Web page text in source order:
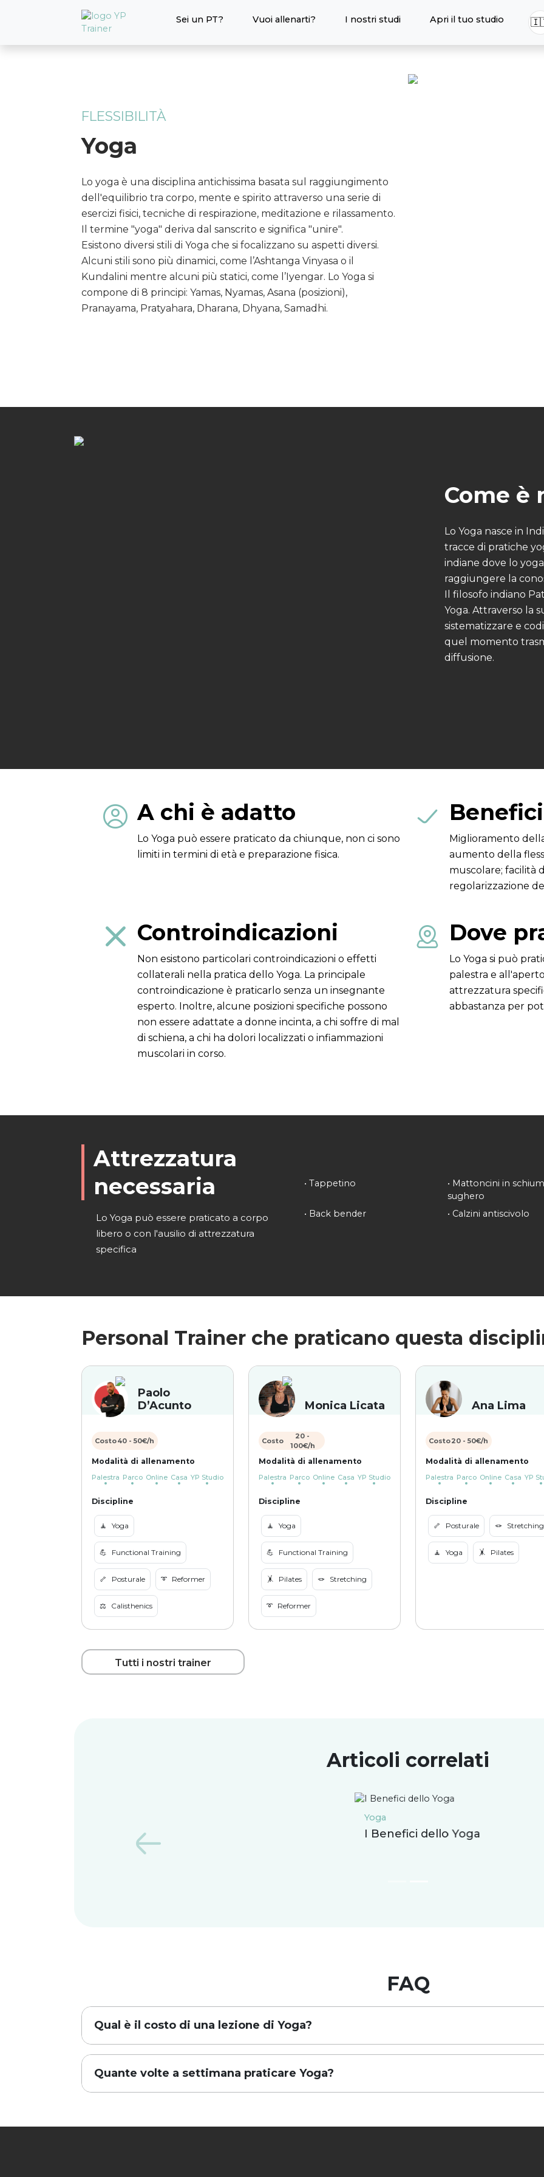
Sei un PT? Vuoi allenarti? I nostri studi Apri il tuo studio
FLESSIBILITÀ
Yoga
Lo yoga è una disciplina antichissima basata sul raggiungimento
dell'equilibrio tra corpo, mente e spirito attraverso una serie di
esercizi fisici, tecniche di respirazione, meditazione e rilassamento.
Il termine "yoga" deriva dal sanscrito e significa "unire".
Esistono diversi stili di Yoga che si focalizzano su aspetti diversi.
Alcuni stili sono più dinamici, come l’Ashtanga Vinyasa o il
Kundalini mentre alcuni più statici, come l’Iyengar. Lo Yoga si
compone di 8 principi: Yamas, Nyamas, Asana (posizioni),
Pranayama, Pratyahara, Dharana, Dhyana, Samadhi.
Come è
Lo Yoga nasce in
tracce di pratiche
indiane dove lo
raggiungere la
Il filosofo indiano
Yoga. Attraverso la
sistematizzare e
quel momento
diffusione.
 A chi è adatto
Lo Yoga può essere praticato da chiunque, non ci sono
limiti in termini di età e preparazione fisica.
 Benefici
Miglioramento
aumento della
muscolare; facilità
regolarizzazione
 Controindicazioni
Non esistono particolari controindicazioni o effetti
collaterali nella pratica dello Yoga. La principale
controindicazione è praticarlo senza un insegnante
esperto. Inoltre, alcune posizioni specifiche possono
non essere adattate a donne incinta, a chi soffre di mal
di schiena, a chi ha dolori localizzati o infiammazioni
muscolari in corso.
 Dove
Lo Yoga si può
palestra e
attrezzatura
abbastanza per
Attrezzatura
necessaria
Lo Yoga può essere praticato a corpo
libero o con l'ausilio di attrezzatura
specifica
• Tappetino • Mattoncini in
sughero
• Back bender • Calzini antiscivolo
Personal Trainer che praticano questa
Paolo
D’Acunto
Costo40 -50€/h
Modalità di allenamento
Palestra Parco Online Casa YP Studio
Discipline
🧘 Yoga
💪 Functional Training
🦴 Posturale ➰ Reformer
⚖️ Calisthenics
Monica Licata
Costo
20 -
100€/h
Modalità di allenamento
Palestra Parco Online Casa YP Studio
Discipline
🧘 Yoga
💪 Functional Training
🤸 Pilates 🪢 Stretching
➰ Reformer
Ana Lima
Costo20 -50€/h
Modalità di allenamento
Palestra Parco Online Casa YP
Discipline
🦴 Posturale 🪢 Stretching
🧘 Yoga 🤸 Pilates
Tutti i nostri trainer
Articoli correlati
I Benefici dello Yoga
Quante volte a settimana praticare Yoga?